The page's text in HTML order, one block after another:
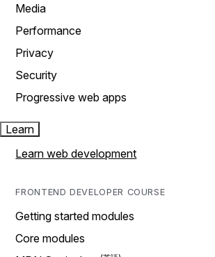
Media
Performance
Privacy
Security
Progressive web apps
Learn
Learn web development
FRONTEND DEVELOPER COURSE
Getting started modules
Core modules